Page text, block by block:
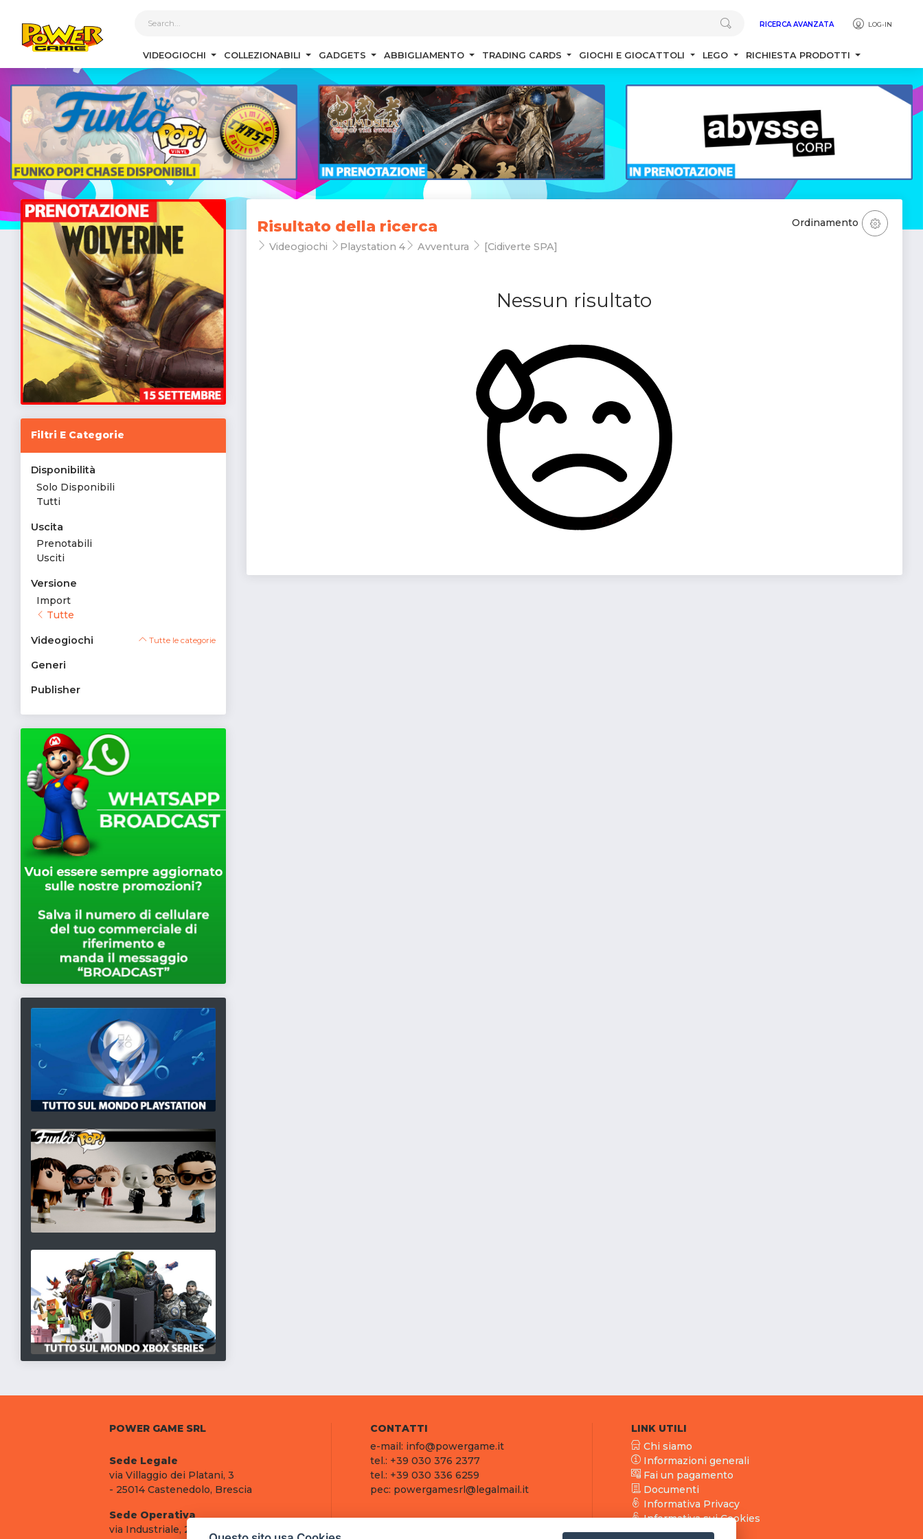
RICERCA AVANZATA LOG-IN
VIDEOGIOCHI COLLEZIONABILI GADGETS ABBIGLIAMENTO TRADING CARDS GIOCHI E GIOCATTOLI LEGO RICHIESTA PRODOTTI
Filtri E Categorie
Disponibilità
Solo Disponibili
Tutti
Uscita
Prenotabili
Usciti
Versione
Import
Tutte
Videogiochi Tutte le categorie
Generi
Publisher
Risultato della ricerca
Videogiochi Playstation 4 Avventura [Cidiverte SPA]
Nessun risultato
Ordinamento
POWER GAME SRL
Sede Legale
via Villaggio dei Platani, 3
- 25014 Castenedolo, Brescia
Sede Operativa
via Industriale, 2 - 25082 Botticino, BS
CONTATTI
e-mail: info@powergame.it
tel.: +39 030 376 2377
tel.: +39 030 336 6259
pec: powergamesrl@legalmail.it
LINK UTILI
Chi siamo
Informazioni generali
Fai un pagamento
Documenti
Informativa Privacy
Informativa sui Cookies